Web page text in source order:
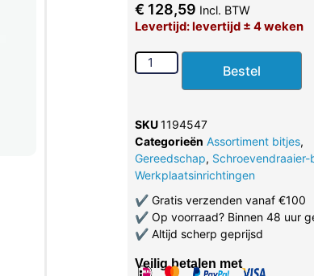
€ 128,59 Incl. BTW
Levertijd: levertijd ± 4 weken
Bestel
SKU1194547
Categorieën Assortiment bitjes,
Gereedschap, Schroevendraaier-
Werkplaatsinrichtingen
✔Gratis verzenden vanaf €100
✔Op voorraad? Binnen 48 uur
✔Altijd scherp geprijsd
Veilig betalen met